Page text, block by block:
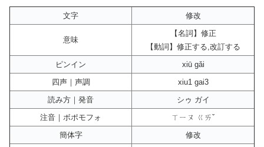
文字 修改
意味
【名詞】修正
【動詞】修正する,改訂する
ピンイン
xiū gǎi
四声｜声調
xiu1 gai3
読み方｜発音
シゥ ガイ
注音｜ボポモフォ
ㄒㄧㄡ ㄍㄞˇ
簡体字
修改